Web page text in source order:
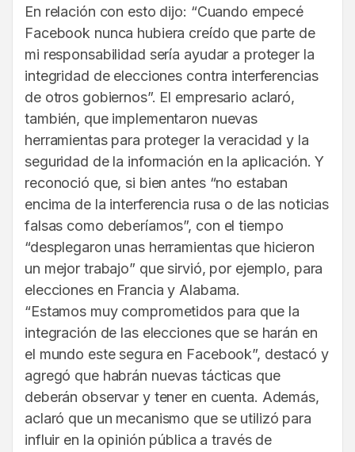
En relación con esto dijo: “Cuando empecé
Facebook nunca hubiera creído que parte de
mi responsabilidad sería ayudar a proteger la
integridad de elecciones contra interferencias
de otros gobiernos”. El empresario aclaró,
también, que implementaron nuevas
herramientas para proteger la veracidad y la
seguridad de la información en la aplicación. Y
reconoció que, si bien antes “no estaban
encima de la interferencia rusa o de las noticias
falsas como deberíamos”, con el tiempo
“desplegaron unas herramientas que hicieron
un mejor trabajo” que sirvió, por ejemplo, para
elecciones en Francia y Alabama.
“Estamos muy comprometidos para que la
integración de las elecciones que se harán en
el mundo este segura en Facebook”, destacó y
agregó que habrán nuevas tácticas que
deberán observar y tener en cuenta. Además,
aclaró que un mecanismo que se utilizó para
influir en la opinión pública a través de